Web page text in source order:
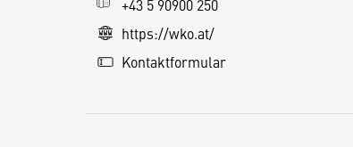
+43 5 90900 250
https://wko.at/
Kontaktformular